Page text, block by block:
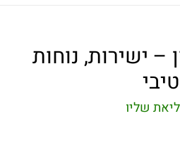
– ישירות, נוחות
ליאת שליו